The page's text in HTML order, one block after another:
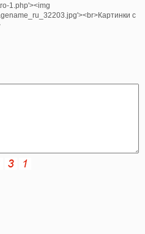
1.php'><img
с